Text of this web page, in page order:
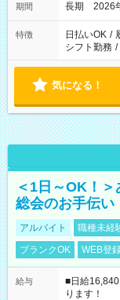
期間 長期 2026
特徴 日払いOK /
シフト勤務 /
気になる！
＜1日～OK！
総会のお手伝い
アルバイト 職種未経
ブランクOK
WEB登
給与
■日給
ります！